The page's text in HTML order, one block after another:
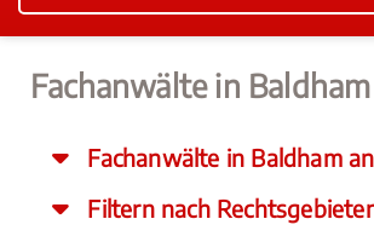
Fachanwälte in Baldham
Fachanwälte in Baldham
Filtern nach